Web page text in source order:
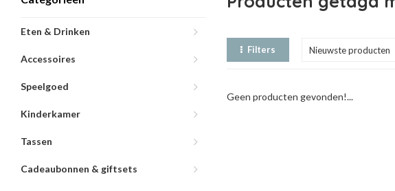
Eten & Drinken
Accessoires
Speelgoed
Kinderkamer
Tassen
Cadeaubonnen & giftsets
Filters Nieuwste producten
Geen producten gevonden!...